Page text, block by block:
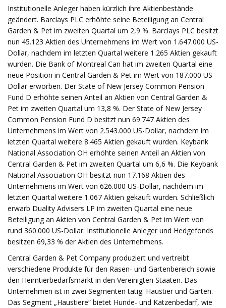
Institutionelle Anleger haben kürzlich ihre Aktienbestände
geändert. Barclays PLC erhöhte seine Beteiligung an Central
Garden & Pet im zweiten Quartal um 2,9 %. Barclays PLC besitzt
nun 45.123 Aktien des Unternehmens im Wert von 1.647.000 US-
Dollar, nachdem im letzten Quartal weitere 1.265 Aktien gekauft
wurden. Die Bank of Montreal Can hat im zweiten Quartal eine
neue Position in Central Garden & Pet im Wert von 187.000 US-
Dollar erworben. Der State of New Jersey Common Pension
Fund D erhöhte seinen Anteil an Aktien von Central Garden &
Pet im zweiten Quartal um 13,8 %. Der State of New Jersey
Common Pension Fund D besitzt nun 69.747 Aktien des
Unternehmens im Wert von 2.543.000 US-Dollar, nachdem im
letzten Quartal weitere 8.465 Aktien gekauft wurden. Keybank
National Association OH erhöhte seinen Anteil an Aktien von
Central Garden & Pet im zweiten Quartal um 6,6 %. Die Keybank
National Association OH besitzt nun 17.168 Aktien des
Unternehmens im Wert von 626.000 US-Dollar, nachdem im
letzten Quartal weitere 1.067 Aktien gekauft wurden. Schließlich
erwarb Duality Advisers LP im zweiten Quartal eine neue
Beteiligung an Aktien von Central Garden & Pet im Wert von
rund 360.000 US-Dollar. Institutionelle Anleger und Hedgefonds
besitzen 69,33 % der Aktien des Unternehmens.
Central Garden & Pet Company produziert und vertreibt
verschiedene Produkte für den Rasen- und Gartenbereich sowie
den Heimtierbedarfsmarkt in den Vereinigten Staaten. Das
Unternehmen ist in zwei Segmenten tätig: Haustier und Garten.
Das Segment „Haustiere“ bietet Hunde- und Katzenbedarf, wie